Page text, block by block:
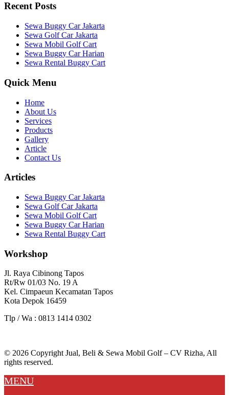
Recent Posts
Sewa Buggy Car Jakarta
Sewa Golf Car Jakarta
Sewa Mobil Golf Cart
Sewa Buggy Car Harian
Sewa Rental Buggy Cart
Quick Menu
Home
About Us
Services
Products
Gallery
Article
Contact Us
Articles
Sewa Buggy Car Jakarta
Sewa Golf Car Jakarta
Sewa Mobil Golf Cart
Sewa Buggy Car Harian
Sewa Rental Buggy Cart
Workshop
Jl. Raya Cibinong Tapos
Rt/Rw 01/03 No. 19 A
Kel. Cimpaeun Kecamatan Tapos
Kota Depok 16459
Tlp / Wa : 0813 1414 0302
© 2026 Copyright Jual, Beli & Sewa Mobil Golf – CV Rizha, All
rights reserved.
MENU